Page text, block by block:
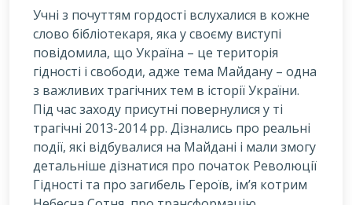
Учні з почуттям гордості вслухалися в кожне
слово бібліотекаря, яка у своєму виступі
повідомила, що Україна – це територія
гідності і свободи, адже тема Майдану – одна
з важливих трагічних тем в історії України.
Під час заходу присутні повернулися у ті
трагічні 2013-2014 рр. Дізнались про реальні
події, які відбувалися на Майдані і мали змогу
детальніше дізнатися про початок Революції
Гідності та про загибель Героїв, ім’я котрим